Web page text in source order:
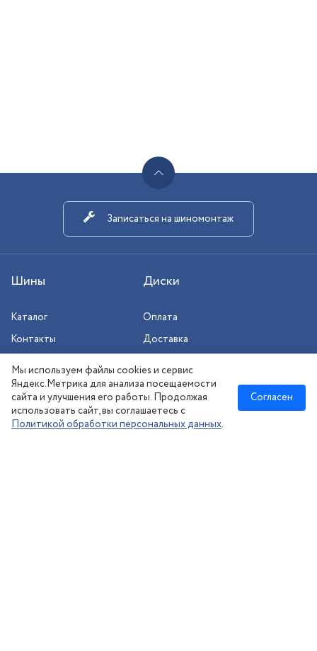
Шины Диски
Каталог
Контакты
Оплата
Доставка
Сезонное хранение
Записаться на шиномонтаж
Новосибирск:
Мы используем файлы cookies и сервис
Яндекс.Метрика для анализа посещаемости
сайта и улучшения его работы. Продолжая
использовать сайт, вы соглашаетесь с
Политикой обработки персональных данных.
Согласен